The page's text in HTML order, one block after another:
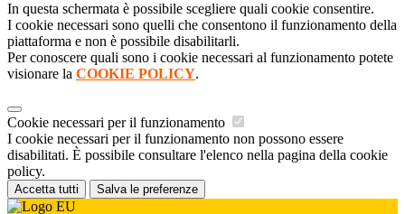
In questa schermata è possibile scegliere quali cookie consentire.
I cookie necessari sono quelli che consentono il funzionamento della
piattaforma e non è possibile disabilitarli.
Per conoscere quali sono i cookie necessari al funzionamento potete
visionare la COOKIE POLICY.
Cookie necessari per il funzionamento
I cookie necessari per il funzionamento non possono essere
disabilitati. È possibile consultare l'elenco nella pagina della cookie
policy.
Accetta tutti Salva le preferenze